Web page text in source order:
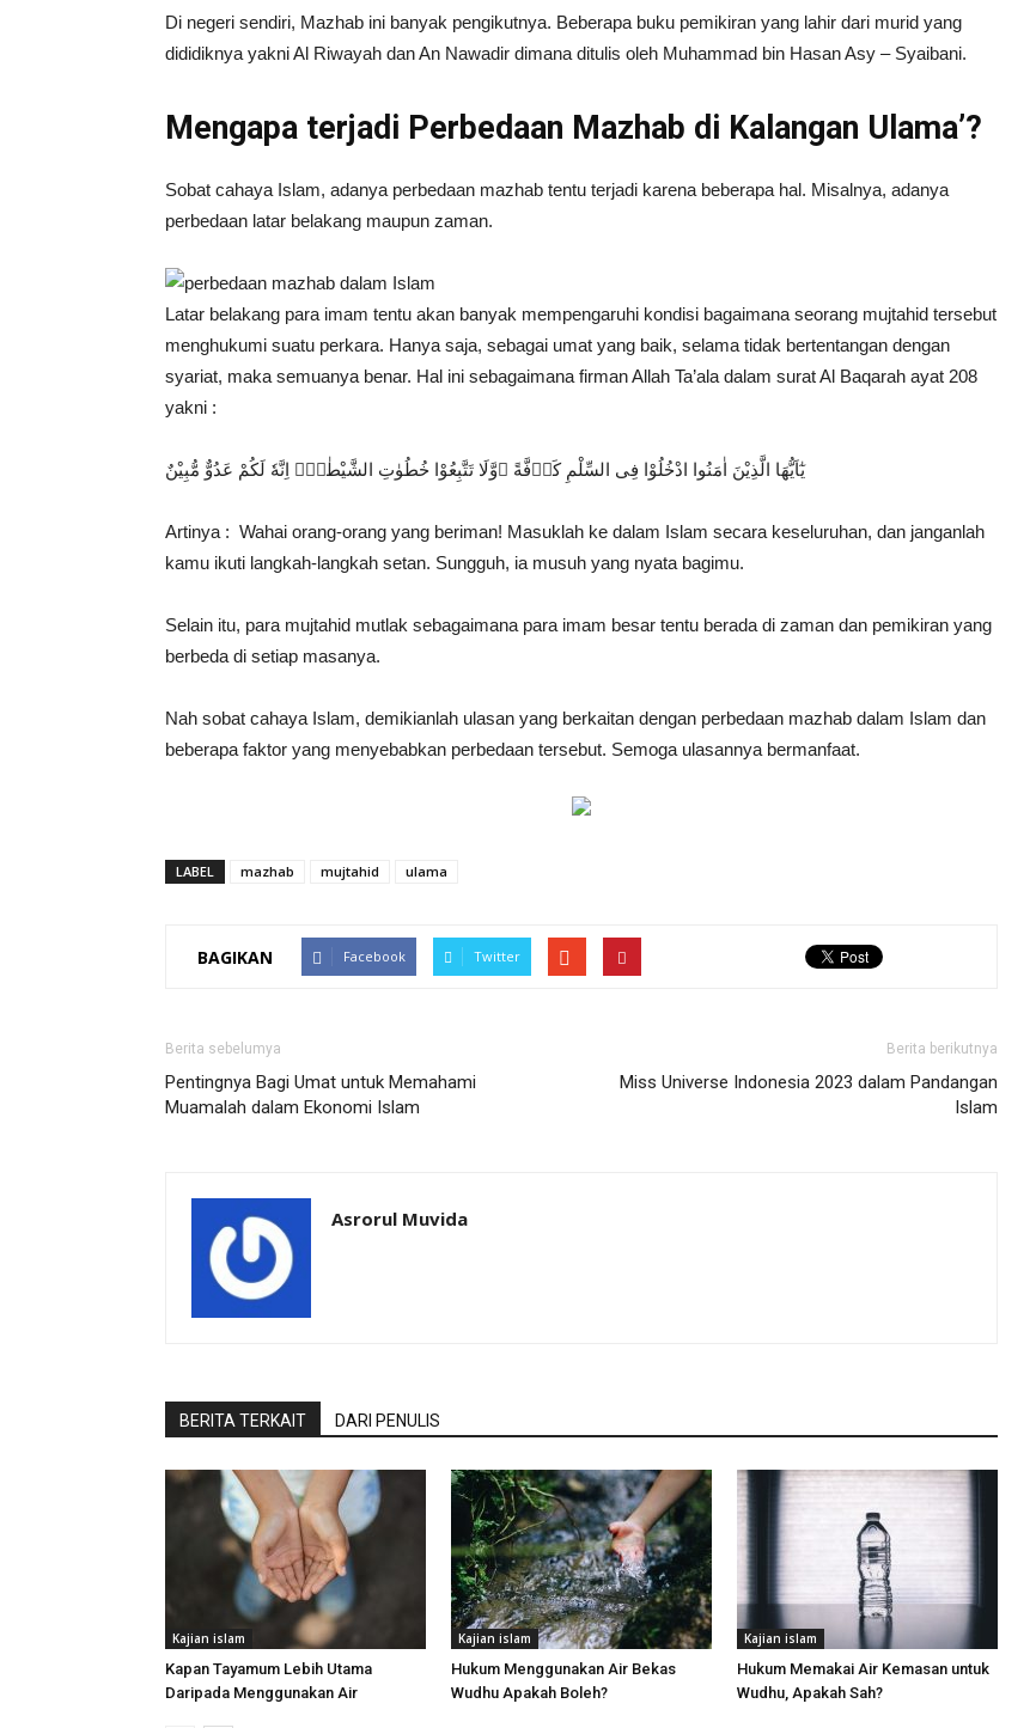
Di negeri sendiri, Mazhab ini banyak pengikutnya. Beberapa buku pemikiran yang lahir dari murid yang
dididiknya yakni Al Riwayah dan An Nawadir dimana ditulis oleh Muhammad bin Hasan Asy – Syaibani.
Mengapa terjadi Perbedaan Mazhab di Kalangan Ulama’?
Sobat cahaya Islam, adanya perbedaan mazhab tentu terjadi karena beberapa hal. Misalnya, adanya
perbedaan latar belakang maupun zaman.
Latar belakang para imam tentu akan banyak mempengaruhi kondisi bagaimana seorang mujtahid tersebut
menghukumi suatu perkara. Hanya saja, sebagai umat yang baik, selama tidak bertentangan dengan
syariat, maka semuanya benar. Hal ini sebagaimana firman Allah Ta’ala dalam surat Al Baqarah ayat 208
yakni :
يٰٓاَيُّهَا الَّذِيْنَ اٰمَنُوا ادْخُلُوْا فِى السِّلْمِ كَاۤفَّةً ۖوَّلَا تَتَّبِعُوْا خُطُوٰتِ الشَّيْطٰنِۗ اِنَّهٗ لَكُمْ عَدُوٌّ مُّبِيْنٌ
Artinya : Wahai orang-orang yang beriman! Masuklah ke dalam Islam secara keseluruhan, dan janganlah
kamu ikuti langkah-langkah setan. Sungguh, ia musuh yang nyata bagimu.
Selain itu, para mujtahid mutlak sebagaimana para imam besar tentu berada di zaman dan pemikiran yang
berbeda di setiap masanya.
Nah sobat cahaya Islam, demikianlah ulasan yang berkaitan dengan perbedaan mazhab dalam Islam dan
beberapa faktor yang menyebabkan perbedaan tersebut. Semoga ulasannya bermanfaat.
LABEL mazhab mujtahid ulama
BAGIKAN Facebook Twitter
Berita sebelumya
Pentingnya Bagi Umat untuk Memahami
Muamalah dalam Ekonomi Islam
Berita berikutnya
Miss Universe Indonesia 2023 dalam Pandangan
Islam
Asrorul Muvida
BERITA TERKAIT DARI PENULIS
Kajian islam
Kapan Tayamum Lebih Utama
Daripada Menggunakan Air
Kajian islam
Hukum Menggunakan Air Bekas
Wudhu Apakah Boleh?
Kajian islam
Hukum Memakai Air Kemasan untuk
Wudhu, Apakah Sah?